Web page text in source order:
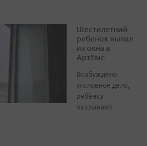
Шестилетний
ребенок выпал
из окна в
Артёме
Возбуждено
уголовное дело,
ребёнку
оказывают